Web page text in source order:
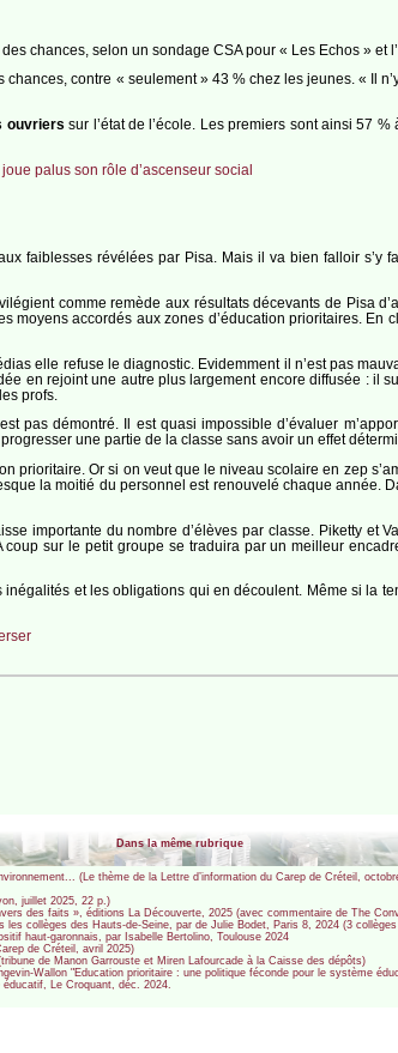
chances, selon un sondage CSA pour « Les Echos » et
contre « seulement » 43 % chez les jeunes. « Il
ouvrierssur l’état de l’école. Les premiers sont ainsi 57
palus son rôle d’ascenseur social
faiblesses révélées par Pisa. Mais il va bien falloir
comme remède aux résultats décevants de Pisa
moyens accordés aux zones d’éducation prioritaires. En
elle refuse le diagnostic. Evidemment il n’est pas
en rejoint une autre plus largement encore diffusée : il
profs.
pas démontré. Il est quasi impossible d’évaluer
une partie de la classe sans avoir un effet
prioritaire. Or si on veut que le niveau scolaire en zep
la moitié du personnel est renouvelé chaque année.
importante du nombre d’élèves par classe. Piketty et
sur le petit groupe se traduira par un meilleur
et les obligations qui en découlent. Même si la
Dans la même rubrique
(Le thème de la Lettre d’information du Carep de Créteil,
juillet 2025, 22 p.)
des faits », éditions La Découverte, 2025 (avec commentaire de The
collèges des Hauts-de-Seine, par de Julie Bodet, Paris 8, 2024 (3
haut-garonnais, par Isabelle Bertolino, Toulouse 2024
de Créteil, avril 2025)
de Manon Garrouste et Miren Lafourcade à la Caisse des dépôts)
Wallon "Education prioritaire : une politique féconde pour le système
Le Croquant, déc. 2024.